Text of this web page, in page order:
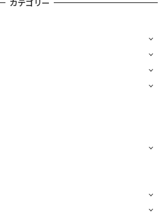
カテゴリー